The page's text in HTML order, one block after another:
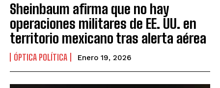
Sheinbaum afirma que no hay
operaciones militares de EE. UU. en
territorio mexicano tras alerta aérea
ÓPTICA POLÍTICA Enero 19, 2026